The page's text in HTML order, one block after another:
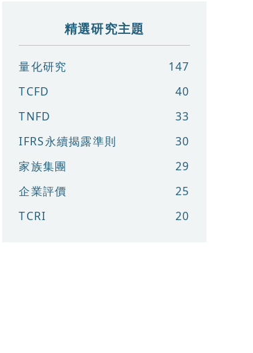
精選研究主題
量化研究
147
TCFD
40
TNFD
33
IFRS永續揭露準則
30
家族集團
29
企業評價
25
TCRI
20